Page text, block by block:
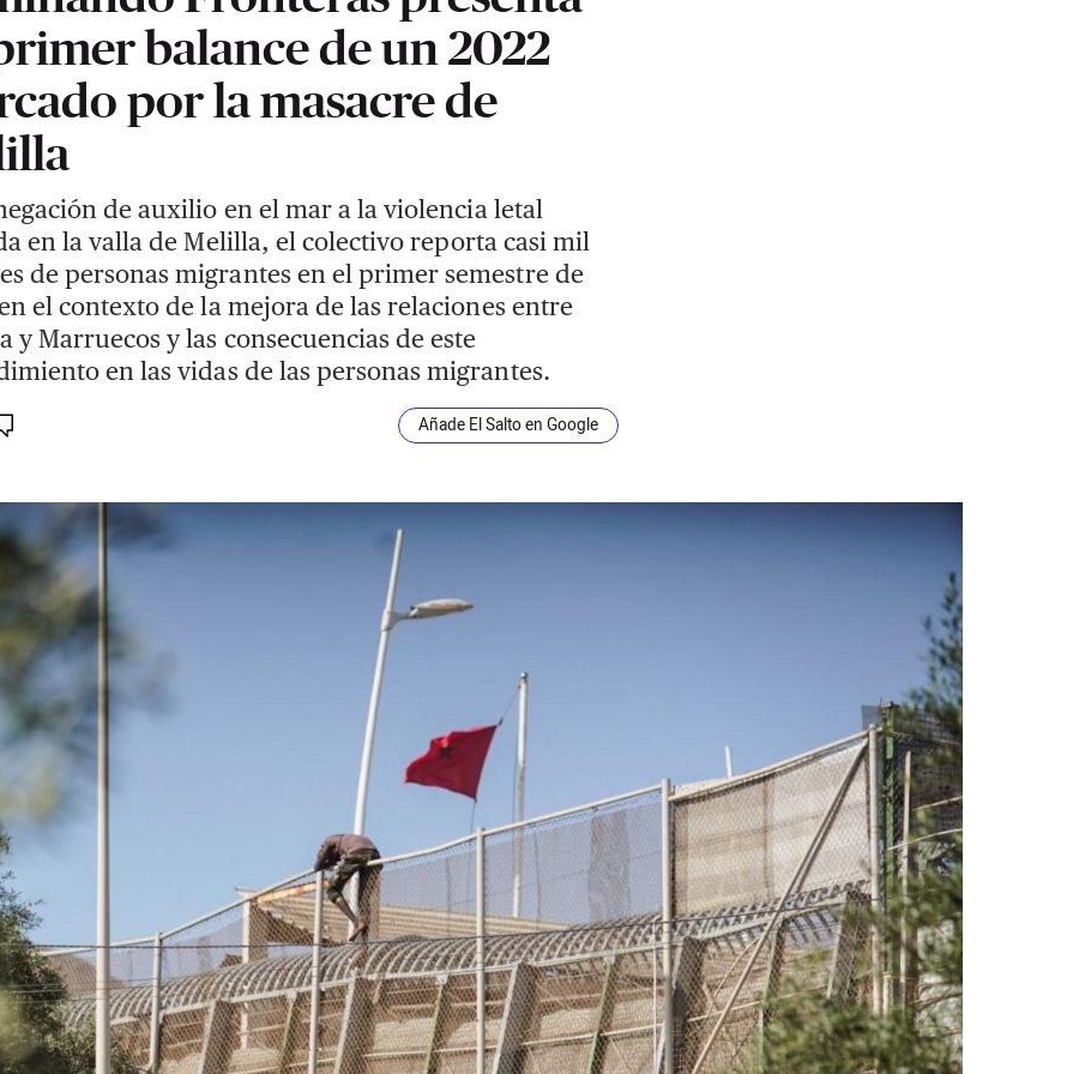
balance de un 2022
por la masacre de
de auxilio en el mar a la violencia letal
en la valla de Melilla, el colectivo reporta casi mil
de personas migrantes en el primer semestre de
el contexto de la mejora de las relaciones entre
y Marruecos y las consecuencias de este
en las vidas de las personas migrantes.
Añade El Salto en Google